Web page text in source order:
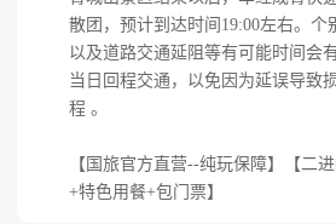
散团，预计到达时间19:00左右。个
以及道路交通延阻等有可能时间会
当日回程交通，以免因为延误导致
程 。
【国旅官方直营--纯玩保障】【二
+特色用餐+包门票】